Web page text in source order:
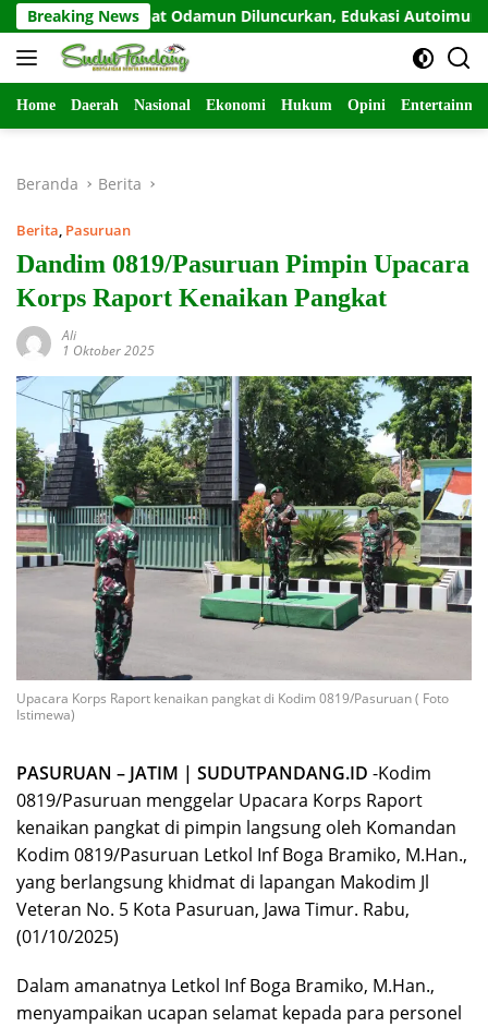
Langsung
ke
konten
Breaking News
Sahabat Odamun Diluncurkan, Edukasi Autoimun
Home Daerah Nasional Ekonomi Hukum Opini
Beranda Berita
Berita, Pasuruan
Dandim 0819/Pasuruan Pimpin Upacara
Korps Raport Kenaikan Pangkat
Ali
1 Oktober 2025
Upacara Korps Raport kenaikan pangkat di Kodim 0819/Pasuruan ( Foto
Istimewa)
PASURUAN – JATIM | SUDUTPANDANG.ID -Kodim
0819/Pasuruan menggelar Upacara Korps Raport
kenaikan pangkat di pimpin langsung oleh Komandan
Kodim 0819/Pasuruan Letkol Inf Boga Bramiko, M.Han.,
yang berlangsung khidmat di lapangan Makodim Jl
Veteran No. 5 Kota Pasuruan, Jawa Timur. Rabu,
(01/10/2025)
Dalam amanatnya Letkol Inf Boga Bramiko, M.Han.,
menyampaikan ucapan selamat kepada para personel